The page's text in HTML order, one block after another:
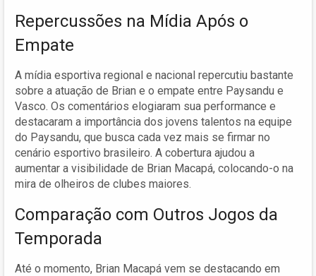
Repercussões na Mídia Após o
Empate
A mídia esportiva regional e nacional repercutiu bastante
sobre a atuação de Brian e o empate entre Paysandu e
Vasco. Os comentários elogiaram sua performance e
destacaram a importância dos jovens talentos na equipe
do Paysandu, que busca cada vez mais se firmar no
cenário esportivo brasileiro. A cobertura ajudou a
aumentar a visibilidade de Brian Macapá, colocando-o na
mira de olheiros de clubes maiores.
Comparação com Outros Jogos da
Temporada
Até o momento, Brian Macapá vem se destacando em